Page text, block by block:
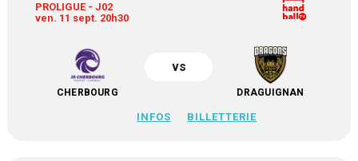
PROLIGUE - J02
ven. 11 sept. 20h30
CHERBOURG
vs
DRAGUIGNAN
INFOS BILLETTERIE